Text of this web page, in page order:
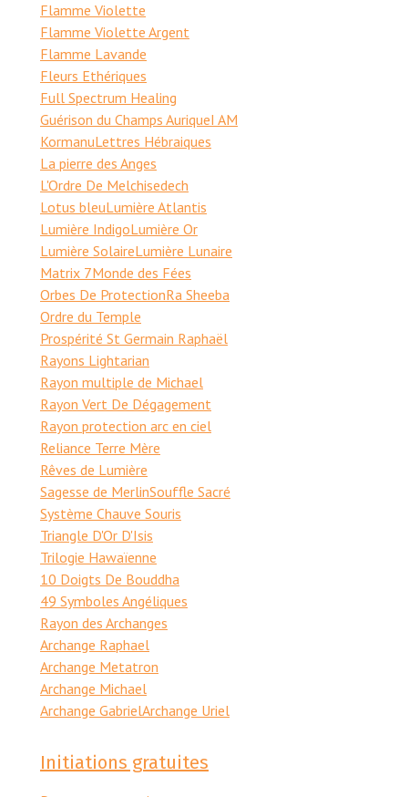
Flamme Violette
Flamme Violette Argent
Flamme Lavande
Fleurs Ethériques
Full Spectrum Healing
Guérison du Champs AuriqueI AM
KormanuLettres Hébraiques
La pierre des Anges
L'Ordre De Melchisedech
Lotus bleuLumière Atlantis
Lumière IndigoLumière Or
Lumière SolaireLumière Lunaire
Matrix 7Monde des Fées
Orbes De ProtectionRa Sheeba
Ordre du Temple
Prospérité St Germain Raphaël
Rayons Lightarian
Rayon multiple de Michael
Rayon Vert De Dégagement
Rayon protection arc en ciel
Reliance Terre Mère
Rêves de Lumière
Sagesse de MerlinSouffle Sacré
Système Chauve Souris
Triangle D'Or D'Isis
Trilogie Hawaïenne
10 Doigts De Bouddha
49 Symboles Angéliques
Rayon des Archanges
Archange Raphael
Archange Metatron
Archange Michael
Archange GabrielArchange Uriel
Initiations gratuites